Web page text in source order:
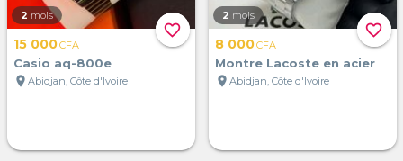
favorite_border
2 mois
15 000CFA
Casio aq-800e
location_on Abidjan, Côte d'Ivoire
favorite_border
2 mois
8 000CFA
Montre Lacoste en acier
location_on Abidjan, Côte d'Ivoire